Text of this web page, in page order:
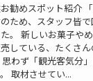
勧めスポット紹介
ため、スタッフ皆で
。 新しいお菓子や
している、たくさん
わず「観光客気分
取材させてい...